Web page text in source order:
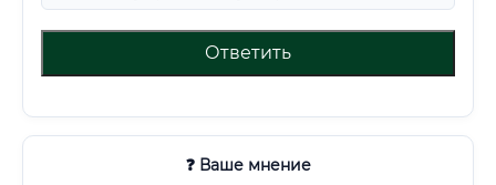
Ответить
❓ Ваше мнение